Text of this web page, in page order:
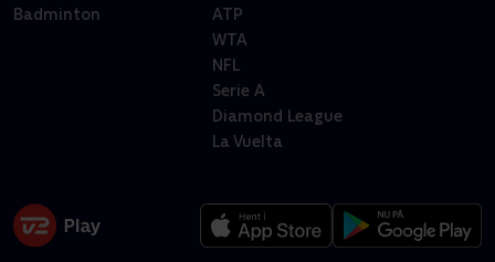
Badminton
ATP
WTA
NFL
Serie A
Diamond League
La Vuelta